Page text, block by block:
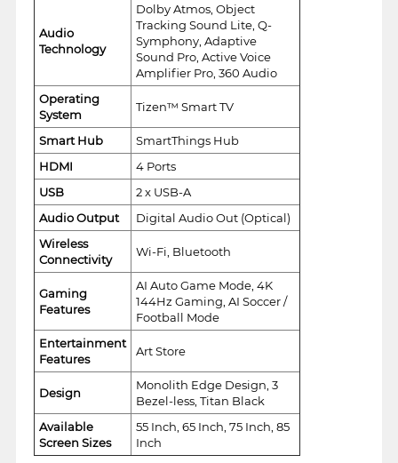
Audio
Technology
Dolby Atmos, Object
Tracking Sound Lite, Q-
Symphony, Adaptive
Sound Pro, Active Voice
Amplifier Pro, 360 Audio
Operating
System
Tizen™ Smart TV
Smart Hub
SmartThings Hub
HDMI
4 Ports
USB
2 x USB-A
Audio Output
Digital Audio Out (Optical)
Wireless
Connectivity
Wi-Fi, Bluetooth
Gaming
Features
AI Auto Game Mode, 4K
144Hz Gaming, AI Soccer /
Football Mode
Entertainment
Features
Art Store
Design
Monolith Edge Design, 3
Bezel-less, Titan Black
Available
Screen Sizes
55 Inch, 65 Inch, 75 Inch, 85
Inch